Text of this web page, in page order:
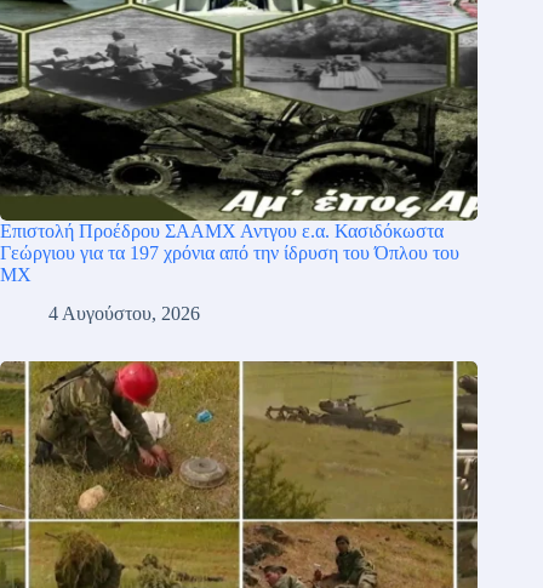
Επιστολή Προέδρου ΣΑΑΜΧ Αντγου ε.α. Κασιδόκωστα
Γεώργιου για τα 197 χρόνια από την ίδρυση του Όπλου του
ΜΧ
4 Αυγούστου, 2026